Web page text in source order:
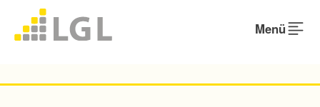
Menü